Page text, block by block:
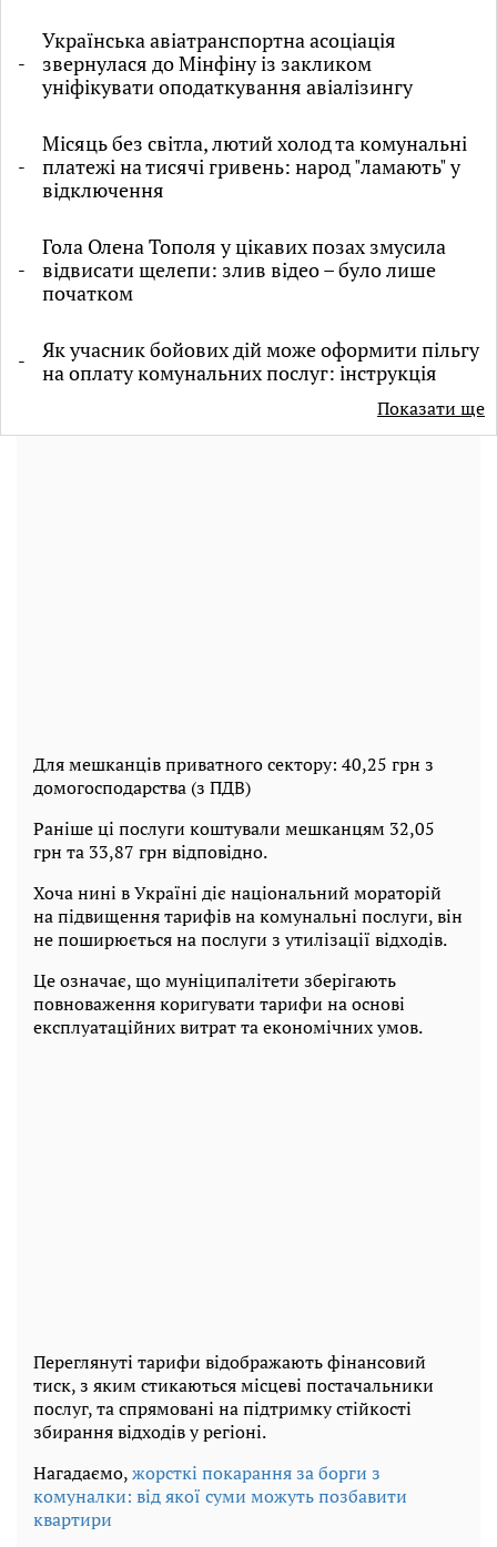
Українська авіатранспортна асоціація
звернулася до Мінфіну із закликом
уніфікувати оподаткування авіалізингу
Місяць без світла, лютий холод та комунальні
платежі на тисячі гривень: народ "ламають" у
відключення
Гола Олена Тополя у цікавих позах змусила
відвисати щелепи: злив відео – було лише
початком
Як учасник бойових дій може оформити пільгу
на оплату комунальних послуг: інструкція
Показати ще
Для мешканців приватного сектору: 40,25 грн з
домогосподарства (з ПДВ)
Раніше ці послуги коштували мешканцям 32,05
грн та 33,87 грн відповідно.
Хоча нині в Україні діє національний мораторій
на підвищення тарифів на комунальні послуги, він
не поширюється на послуги з утилізації відходів.
Це означає, що муніципалітети зберігають
повноваження коригувати тарифи на основі
експлуатаційних витрат та економічних умов.
Переглянуті тарифи відображають фінансовий
тиск, з яким стикаються місцеві постачальники
послуг, та спрямовані на підтримку стійкості
збирання відходів у регіоні.
Нагадаємо,жорсткі покарання за борги з
комуналки: від якої суми можуть позбавити
квартири